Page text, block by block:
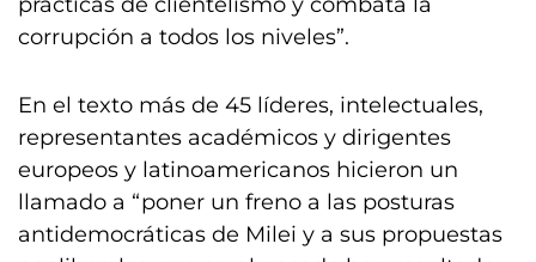
corrupción a todos los niveles”.
En el texto más de 45 líderes, intelectuales,
representantes académicos y dirigentes
europeos y latinoamericanos hicieron un
llamado a “poner un freno a las posturas
antidemocráticas de Milei y a sus propuestas